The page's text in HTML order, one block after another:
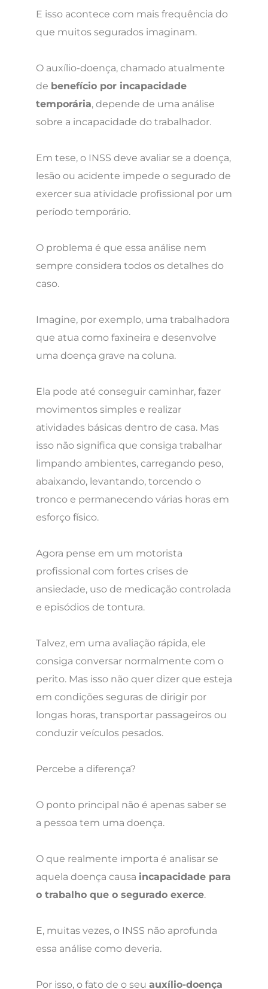
E isso acontece com mais frequência do
que muitos segurados imaginam.
O auxílio-doença, chamado atualmente
de benefício por incapacidade
temporária, depende de uma análise
sobre a incapacidade do trabalhador.
Em tese, o INSS deve avaliar se a doença,
lesão ou acidente impede o segurado de
exercer sua atividade profissional por um
período temporário.
O problema é que essa análise nem
sempre considera todos os detalhes do
caso.
Imagine, por exemplo, uma trabalhadora
que atua como faxineira e desenvolve
uma doença grave na coluna.
Ela pode até conseguir caminhar, fazer
movimentos simples e realizar
atividades básicas dentro de casa. Mas
isso não significa que consiga trabalhar
limpando ambientes, carregando peso,
abaixando, levantando, torcendo o
tronco e permanecendo várias horas em
esforço físico.
Agora pense em um motorista
profissional com fortes crises de
ansiedade, uso de medicação controlada
e episódios de tontura.
Talvez, em uma avaliação rápida, ele
consiga conversar normalmente com o
perito. Mas isso não quer dizer que esteja
em condições seguras de dirigir por
longas horas, transportar passageiros ou
conduzir veículos pesados.
Percebe a diferença?
O ponto principal não é apenas saber se
a pessoa tem uma doença.
O que realmente importa é analisar se
aquela doença causa incapacidade para
o trabalho que o segurado exerce.
E, muitas vezes, o INSS não aprofunda
essa análise como deveria.
Por isso, o fato de o seu auxílio-doença